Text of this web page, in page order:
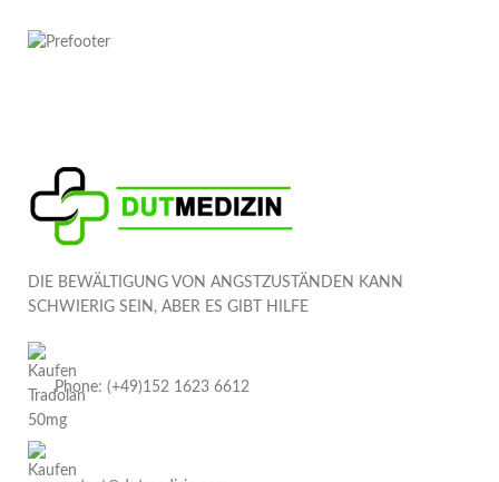
DIE BEWÄLTIGUNG VON ANGSTZUSTÄNDEN KANN
SCHWIERIG SEIN, ABER ES GIBT HILFE
Phone: (+49)152 1623 6612